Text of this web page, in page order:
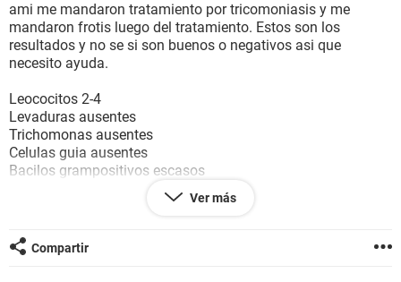
BIENESTAR
SEXUALIDAD
GLOSARIO
ami me mandaron tratamiento por tricomoniasis y me
mandaron frotis luego del tratamiento. Estos son los
resultados y no se si son buenos o negativos asi que
necesito ayuda.
Leococitos 2-4
Levaduras ausentes
Trichomonas ausentes
Celulas guia ausentes
Bacilos grampositivos escasos
Respuesta leucocitaria escasos
Muchismas gracias de antemano.
Ver más
Compartir